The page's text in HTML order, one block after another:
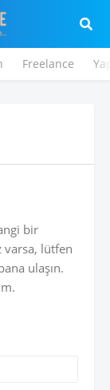
Freelance
bir
lütfen
ulaşın.